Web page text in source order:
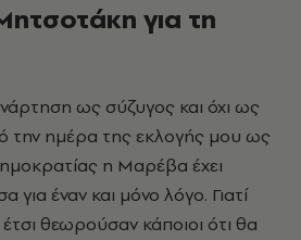
για τη
ως σύζυγος και όχι ως
ημέρα της εκλογής μου ως
η Μαρέβα έχει
για έναν και μόνο λόγο. Γιατί
έτσι θεωρούσαν κάποιοι ότι θα